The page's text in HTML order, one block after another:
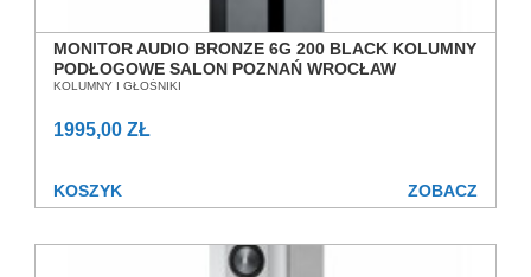
MONITOR AUDIO BRONZE 6G 200 BLACK KOLUMNY
PODŁOGOWE SALON POZNAŃ WROCŁAW
KOLUMNY I GŁOŚNIKI
1995,00 ZŁ
KOSZYK ZOBACZ